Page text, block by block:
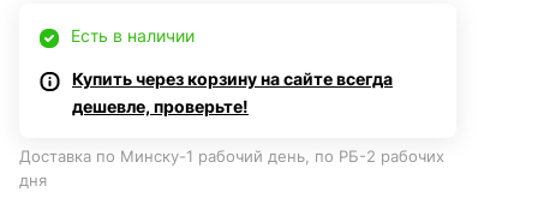
Есть в наличии
Купить через корзину на сайте всегда
дешевле, проверьте!
Доставка по Минску-1 рабочий день, по РБ-2 рабочих
дня